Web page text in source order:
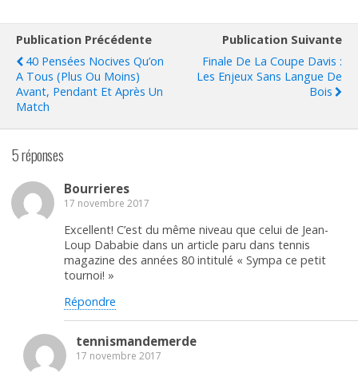
Publication Précédente
40 Pensées Nocives Qu’on
A Tous (plus Ou Moins)
Avant, Pendant Et Après Un
Match
Publication Suivante
Finale De La Coupe Davis :
Les Enjeux Sans Langue De
Bois
5 réponses
Bourrieres
17 novembre 2017
Excellent! C’est du même niveau que celui de Jean-
Loup Dababie dans un article paru dans tennis
magazine des années 80 intitulé « Sympa ce petit
tournoi! »
Répondre
tennismandemerde
17 novembre 2017